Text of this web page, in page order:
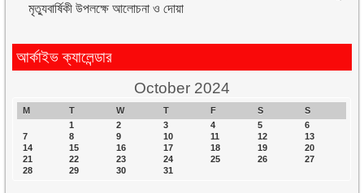
মৃত্যুবার্ষিকী উপলক্ষে আলোচনা ও দোয়া
আর্কাইভ ক্যালেন্ডার
October 2024
M T W T F S
S
1
2 3 4 5
6
7
8 9 10 11 12
13
14
15 16 17 18 19
20
21
22 23 24 25 26
27
28
29 30 31